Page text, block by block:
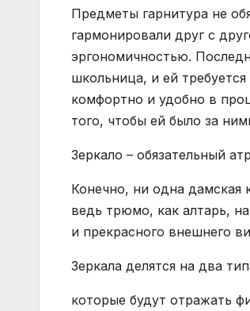
Предметы гарнитура не
гармонировали друг с
эргономичностью.
школьница, и ей
комфортно и удобно в
того, чтобы ей было за
Зеркало – обязательный
Конечно, ни одна дамская
ведь трюмо, как алтарь,
и прекрасного внешнего
Зеркала делятся на два
которые будут отражать